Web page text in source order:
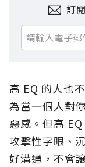
訂
高 EQ 的人也
為當一個人對
惡感。但高
攻擊性字眼、
好溝通，不會